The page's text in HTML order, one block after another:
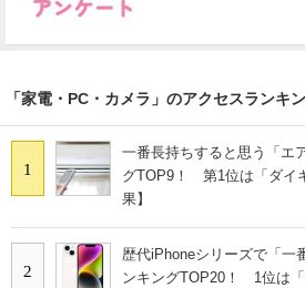
「家電・PC・カメラ」のアクセスランキ
1
一番長持ちすると思う「エ
グTOP9！ 第1位は「ダイ
果】
2
歴代iPhoneシリーズで「一
ンキングTOP20！ 1位は